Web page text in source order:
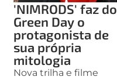
'NIMRODS' faz do
Green Day o
protagonista de
sua própria
mitologia
Nova trilha e filme